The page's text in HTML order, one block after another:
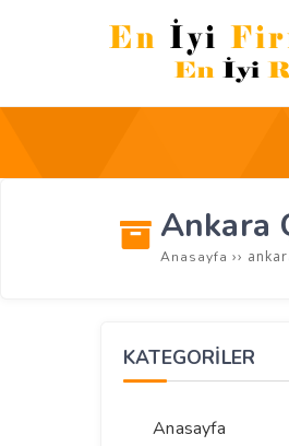
Ankara
Anasayfa ››
KATEGORİLER
Anasayfa